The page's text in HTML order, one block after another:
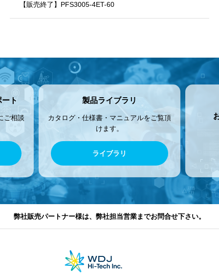
【販売終了】PFS3005-4ET-60
ト
ご相談
製品ライブラリ
カタログ・仕様書・マニュアルをご覧頂
けます。
ライブラリ
弊社販売パートナー様は、弊社担当営業までお問合せ下さい。